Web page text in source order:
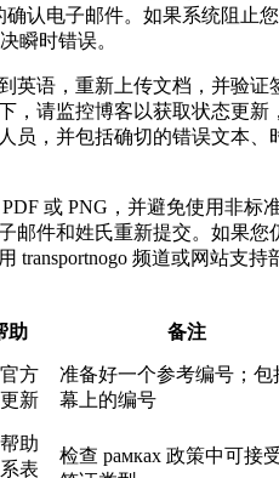
认电子邮件。如果系统阻止
瞬时错误。
英语，重新上传文档，并验证
，请监控博客以获取状态更新
员，并包括确切的错误文本、
或 PNG，并避免使用非标
邮件和姓氏重新提交。如果您
transportnogo 频道或网站支持
助 备注
方
新
准备好一个参考编号；包
幕上的编号
助
表
检查 рамках 政策中可接